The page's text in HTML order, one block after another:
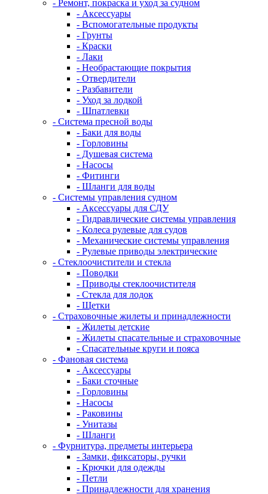
- Ремонт, покраска и уход за судном
- Аксессуары
- Вспомогательные продукты
- Грунты
- Краски
- Лаки
- Необрастающие покрытия
- Отвердители
- Разбавители
- Уход за лодкой
- Шпатлевки
- Система пресной воды
- Баки для воды
- Горловины
- Душевая система
- Насосы
- Фитинги
- Шланги для воды
- Системы управления судном
- Аксессуары для СДУ
- Гидравлические системы управления
- Колеса рулевые для судов
- Механические системы управления
- Рулевые приводы электрические
- Стеклоочистители и стекла
- Поводки
- Приводы стеклоочистителя
- Стекла для лодок
- Щетки
- Страховочные жилеты и принадлежности
- Жилеты детские
- Жилеты спасательные и страховочные
- Спасательные круги и пояса
- Фановая система
- Аксессуары
- Баки сточные
- Горловины
- Насосы
- Раковины
- Унитазы
- Шланги
- Фурнитура, предметы интерьера
- Замки, фиксаторы, ручки
- Крючки для одежды
- Петли
- Принадлежности для хранения